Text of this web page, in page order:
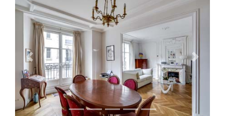
Previous Next